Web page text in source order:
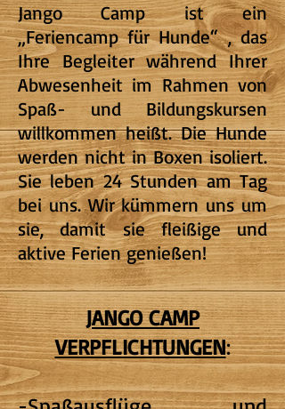
Jango Camp ist ein
„Feriencamp für Hunde“ , das
Ihre Begleiter während Ihrer
Abwesenheit im Rahmen von
Spaß- und Bildungskursen
willkommen heißt. Die Hunde
werden nicht in Boxen isoliert.
Sie leben 24 Stunden am Tag
bei uns. Wir kümmern uns um
sie, damit sie fleißige und
aktive Ferien genießen!
JANGO CAMP
VERPFLICHTUNGEN: